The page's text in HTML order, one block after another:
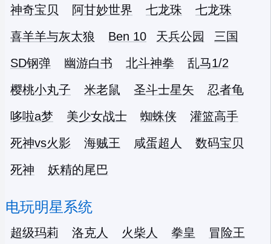
神奇宝贝
阿甘妙世界 七龙珠
七龙珠
喜羊羊与灰太狼
Ben 10 天兵公园
三国
SD钢弹
幽游白书 北斗神拳
乱马1/2
樱桃小丸子
米老鼠 圣斗士星矢
忍者龟
哆啦a梦
美少女战士 蜘蛛侠
灌篮高手
死神vs火影
海贼王 咸蛋超人
数码宝贝
死神
妖精的尾巴
电玩明星系统
超级玛莉 洛克人 火柴人 拳皇
冒险王